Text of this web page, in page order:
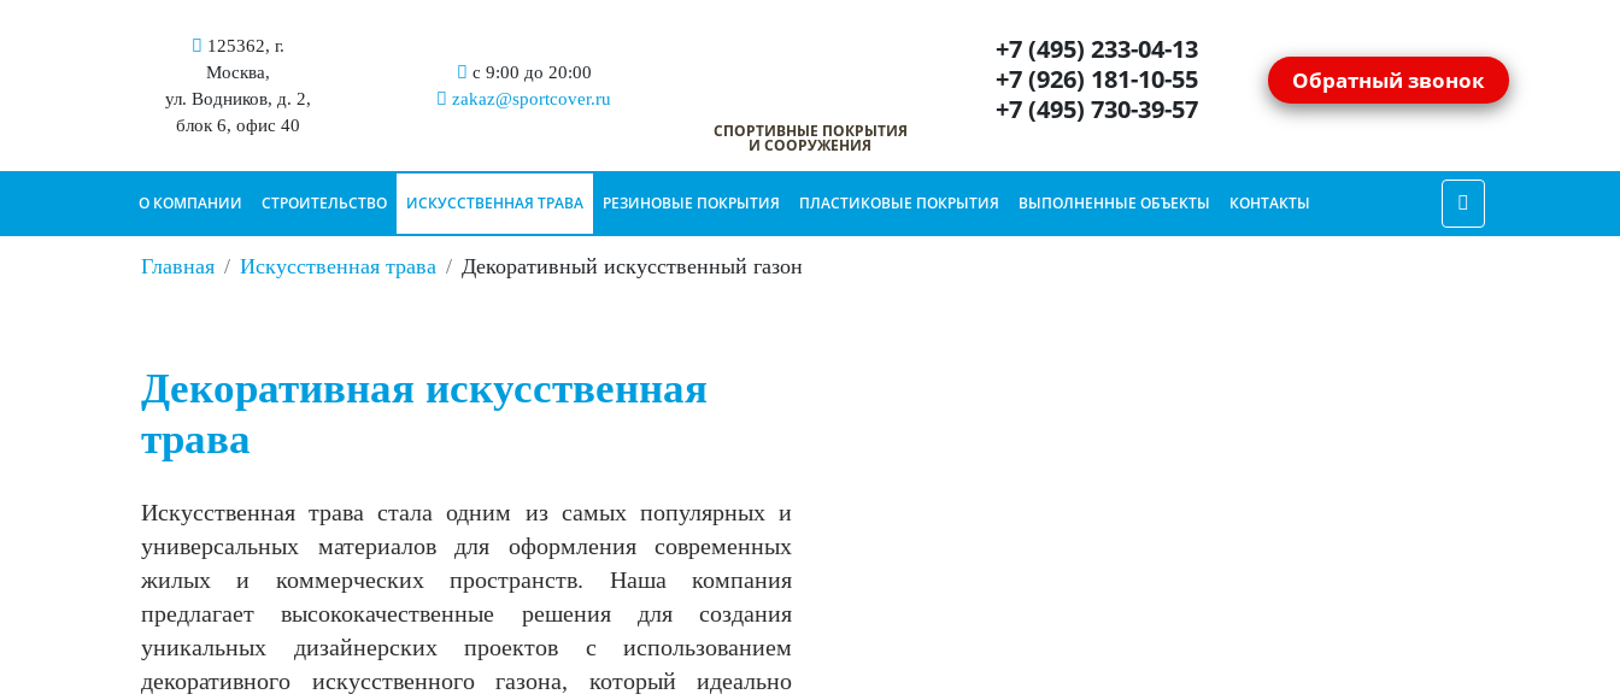
125362, г.
Москва,
ул. Водников, д. 2,
блок 6, офис 40
с 9:00 до 20:00
zakaz@sportcover.ru
СПОРТИВНЫЕ ПОКРЫТИЯ
И СООРУЖЕНИЯ
+7 (495) 233-04-13
+7 (926) 181-10-55
+7 (495) 730-39-57
Обратный звонок
О КОМПАНИИ СТРОИТЕЛЬСТВО ИСКУССТВЕННАЯ ТРАВА РЕЗИНОВЫЕ ПОКРЫТИЯ ПЛАСТИКОВЫЕ ПОКРЫТИЯ ВЫПОЛНЕННЫЕ ОБЪЕКТЫ КОНТАКТЫ
Главная Искусственная трава Декоративный искусственный газон
Декоративная искусственная
трава
Искусственная трава стала одним из самых популярных и
универсальных материалов для оформления современных
жилых и коммерческих пространств. Наша компания
предлагает высококачественные решения для создания
уникальных дизайнерских проектов с использованием
декоративного искусственного газона, который идеально